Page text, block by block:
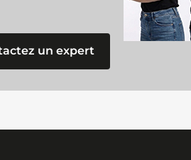
un expert